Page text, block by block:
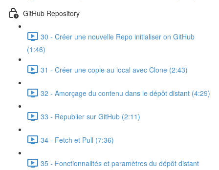
GitHub Repository
30 - Créer une nouvelle Repo initialiser on GitHub
(1:46)
31 - Créer une copie au local avec Clone (2:43)
32 - Amorçage du contenu dans le dépôt distant (4:29)
33 - Republier sur GitHub (2:11)
34 - Fetch et Pull (7:36)
35 - Fonctionnalités et paramètres du dépôt distant